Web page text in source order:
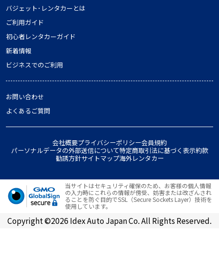
バジェット･レンタカーとは
ご利用ガイド
初心者レンタカーガイド
新着情報
ビジネスでのご利用
お問い合わせ
よくあるご質問
会社概要プライバシーポリシー会員規約
パーソナルデータの外部送信について特定商取引法に基づく表示約款
勧誘方針サイトマップ海外レンタカー
当サイトはセキュリティ確保のため、お客様の個人情報
の入力時にこれらの情報が傍受、妨害または改ざんされ
ることを防ぐ目的でSSL（Secure Sockets Layer）技術を
使用しています。
Copyright ©2026 Idex Auto Japan Co. All Rights Reserved.